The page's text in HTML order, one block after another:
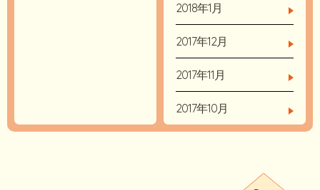
2018年1月
2017年12月
2017年11月
2017年10月